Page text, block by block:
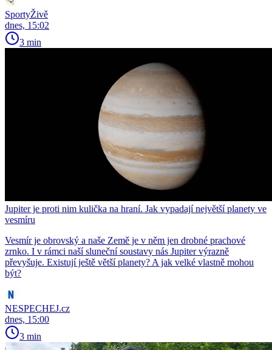
SportyŽivě
dnes, 15:02
3 min
Jupiter je proti nim kulička na hraní. Jak vypadají největší planety ve
vesmíru
Vesmír je obrovský a naše Země je v něm jen drobné prachové
zrnko. I v rámci naší sluneční soustavy nás Jupiter výrazně
převyšuje. Existují ještě větší planety? A jak velké vlastně mohou
být?
NESPECHEJ.cz
dnes, 15:00
3 min